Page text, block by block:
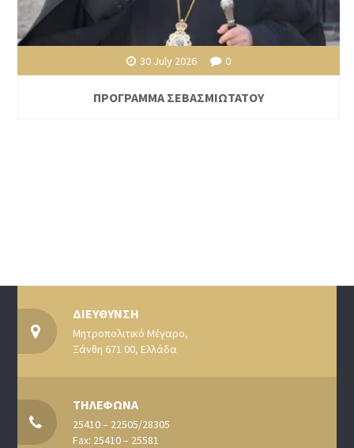
30 July 2026 0
ΠΡΟΓΡΑΜΜΑ ΣΕΒΑΣΜΙΩΤΑΤΟΥ
ΔΙΕΥΘΥΝΣΗ
Μητροπολιτικό Μέγαρο,
Ξάνθη 671 00, Ελλάδα
ΤΗΛΕΦΩΝΑ
25410 – 22505/28305
Fax: 25410 – 25581